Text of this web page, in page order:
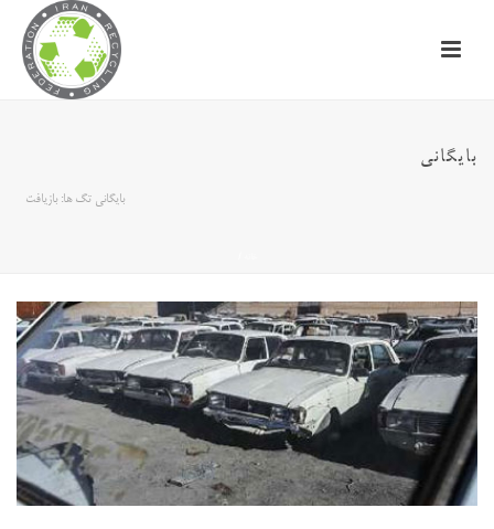
بایگانی
بایگانی تگ ها: بازیافت